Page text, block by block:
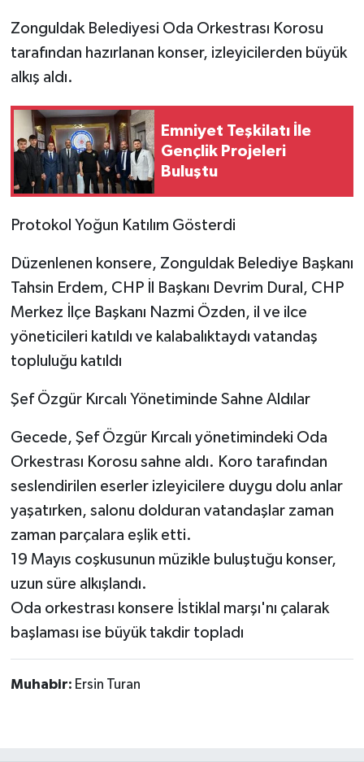
Zonguldak Belediyesi Oda Orkestrası Korosu
tarafından hazırlanan konser, izleyicilerden büyük
alkış aldı.
Emniyet Teşkilatı İle
Gençlik Projeleri
Buluştu
Protokol Yoğun Katılım Gösterdi
Düzenlenen konsere, Zonguldak Belediye Başkanı
Tahsin Erdem, CHP İl Başkanı Devrim Dural, CHP
Merkez İlçe Başkanı Nazmi Özden, il ve ilce
yöneticileri katıldı ve kalabalıktaydı vatandaş
topluluğu katıldı
Şef Özgür Kırcalı Yönetiminde Sahne Aldılar
Gecede, Şef Özgür Kırcalı yönetimindeki Oda
Orkestrası Korosu sahne aldı. Koro tarafından
seslendirilen eserler izleyicilere duygu dolu anlar
yaşatırken, salonu dolduran vatandaşlar zaman
zaman parçalara eşlik etti.
19 Mayıs coşkusunun müzikle buluştuğu konser,
uzun süre alkışlandı.
Oda orkestrası konsere İstiklal marşı'nı çalarak
başlaması ise büyük takdir topladı
Muhabir: Ersin Turan